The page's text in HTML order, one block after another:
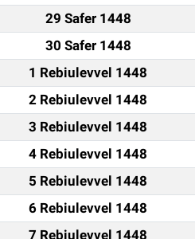
29 Safer 1448
30 Safer 1448
1 Rebiulevvel 1448
2 Rebiulevvel 1448
3 Rebiulevvel 1448
4 Rebiulevvel 1448
5 Rebiulevvel 1448
6 Rebiulevvel 1448
7 Rebiulevvel 1448